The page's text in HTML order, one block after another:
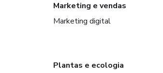
Marketing e vendas
Marketing digital
Plantas e ecologia